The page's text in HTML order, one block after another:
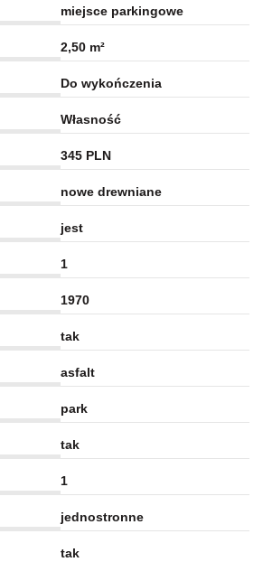
miejsce parkingowe
2,50 m²
Do wykończenia
Własność
345 PLN
nowe drewniane
jest
1
1970
tak
asfalt
park
tak
1
jednostronne
tak